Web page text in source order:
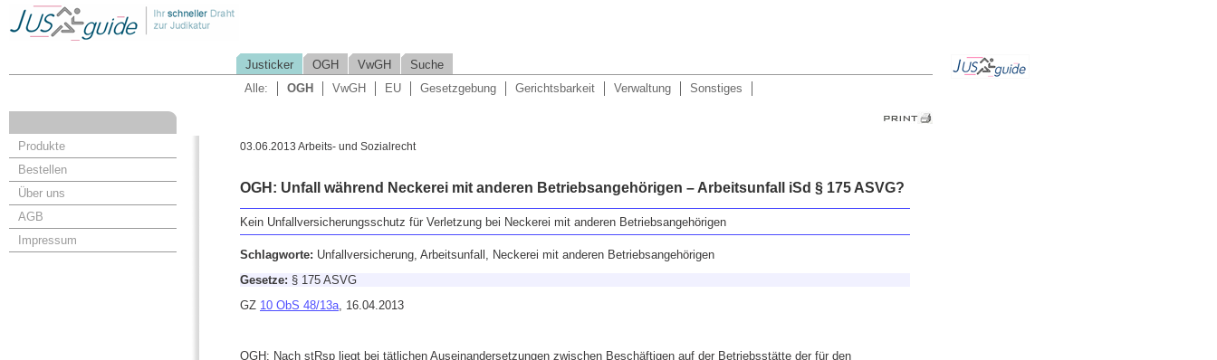
Justicker OGH VwGH
Suche
Alle:
OGH VwGH EU Gesetzgebung Gerichtsbarkeit Verwaltung Sonstiges
Produkte
Bestellen
Über uns
AGB
Impressum
03.06.2013 Arbeits- und Sozialrecht
OGH: Unfall während Neckerei mit anderen Betriebsangehörigen – Arbeitsunfall iSd § 175 ASVG?
Kein Unfallversicherungsschutz für Verletzung bei Neckerei mit anderen Betriebsangehörigen
Schlagworte: Unfallversicherung, Arbeitsunfall, Neckerei mit anderen Betriebsangehörigen
Gesetze: § 175 ASVG
GZ 10 ObS 48/13a, 16.04.2013
OGH: Nach stRsp liegt bei tätlichen Auseinandersetzungen zwischen Beschäftigen auf der Betriebsstätte der für den